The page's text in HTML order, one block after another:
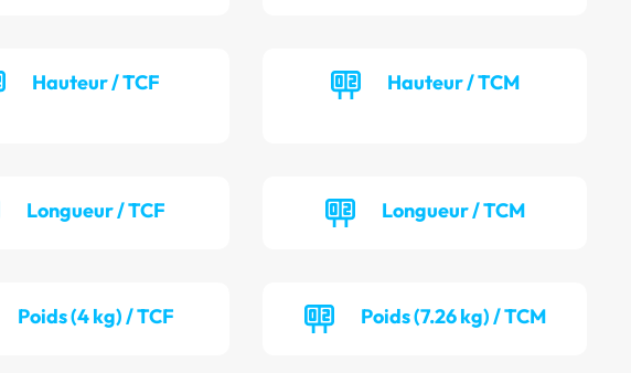
Hauteur / TCF Hauteur / TCM
Longueur / TCF Longueur / TCM
Poids (4 kg) / TCF Poids (7.26 kg) / TCM